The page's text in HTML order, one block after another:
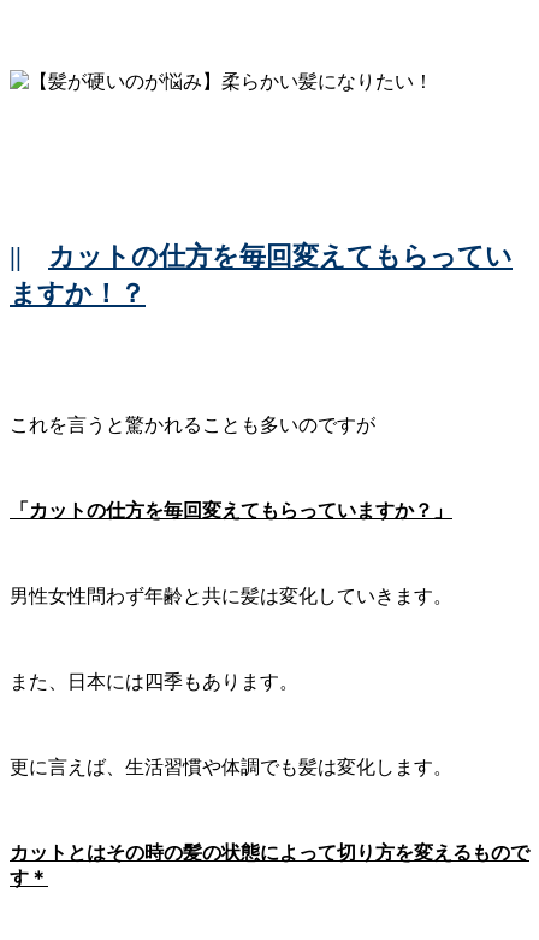
|| カットの仕方を毎回変えてもらってい
ますか！？
これを言うと驚かれることも多いのですが
「カットの仕方を毎回変えてもらっていますか？」
男性女性問わず年齢と共に髪は変化していきます。
また、日本には四季もあります。
更に言えば、生活習慣や体調でも髪は変化します。
カットとはその時の髪の状態によって切り方を変えるもので
す＊